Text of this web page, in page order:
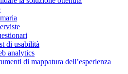
di usabilità
analytics
di mappatura dell’esperienza